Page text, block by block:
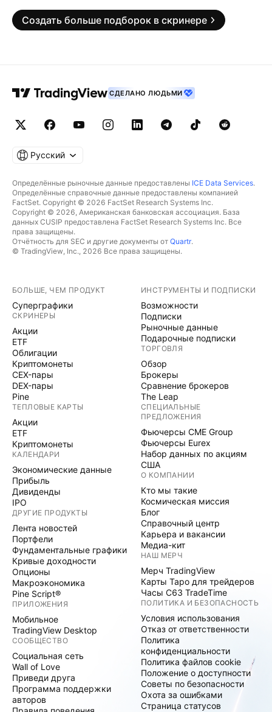
Создать больше подборок в скринере
СДЕЛАНО ЛЮДЬМИ
Русский
Определённые рыночные данные предоставлены ICE Data Services.
Определённые справочные данные предоставлены компанией
FactSet. Copyright © 2026 FactSet Research Systems Inc.
Copyright © 2026, Американская банковская ассоциация. База
данных CUSIP предоставлена FactSet Research Systems Inc. Все
права защищены.
Отчётность для SEC и другие документы от Quartr.
© TradingView, Inc., 2026 Все права защищены.
БОЛЬШЕ, ЧЕМ ПРОДУКТ
Суперграфики
СКРИНЕРЫ
Акции
ETF
Облигации
Криптомонеты
CEX-пары
DEX-пары
Pine
ТЕПЛОВЫЕ КАРТЫ
Акции
ETF
Криптомонеты
КАЛЕНДАРИ
Экономические данные
Прибыль
Дивиденды
IPO
ДРУГИЕ ПРОДУКТЫ
Лента новостей
Портфели
Фундаментальные графики
Кривые доходности
Опционы
Макроэкономика
Pine Script®
ПРИЛОЖЕНИЯ
Мобильное
TradingView Desktop
СООБЩЕСТВО
Социальная сеть
Wall of Love
Приведи друга
Программа поддержки
авторов
ИНСТРУМЕНТЫ И ПОДПИСКИ
Возможности
Подписки
Рыночные данные
Подарочные подписки
ТОРГОВЛЯ
Обзор
Брокеры
Сравнение брокеров
The Leap
СПЕЦИАЛЬНЫЕ
ПРЕДЛОЖЕНИЯ
Фьючерсы CME Group
Фьючерсы Eurex
Набор данных по акциям
США
О КОМПАНИИ
Кто мы такие
Космическая миссия
Блог
Справочный центр
Карьера и вакансии
Медиа-кит
НАШ МЕРЧ
Мерч TradingView
Карты Таро для трейдеров
Часы C63 TradeTime
ПОЛИТИКА И БЕЗОПАСНОСТЬ
Условия использования
Отказ от ответственности
Политика
конфиденциальности
Политика файлов cookie
Положение о доступности
Советы по безопасности
Охота за ошибками
Страница статусов